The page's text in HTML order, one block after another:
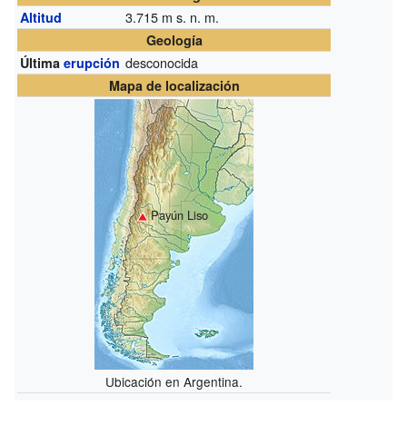
Altitud
3.715 m s. n. m.
Geología
Últimaerupción desconocida
Mapa de localización
Payún Liso
Ubicación en Argentina.